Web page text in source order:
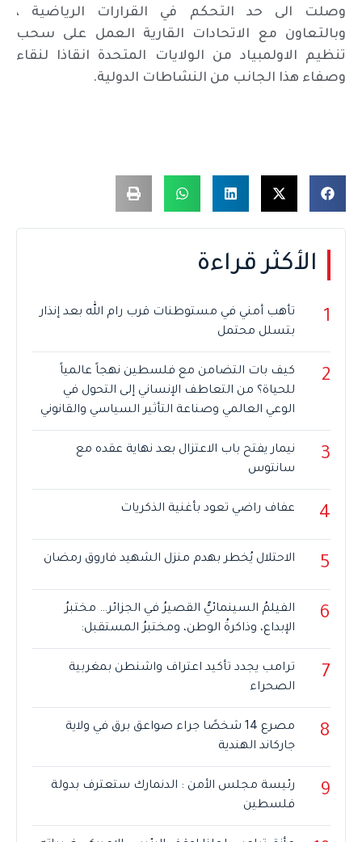
وصلت الى حد التحكم في القرارات الرياضية ،
وبالتعاون مع الاتحادات القارية العمل على سحب
تنظيم الاولمبياد من الولايات المتحدة انقاذا لنقاء
وصفاء هذا الجانب من النشاطات الدولية.
الأكثر قراءة
1
تأهب أمني في مستوطنات قرب رام الله بعد إنذار
بتسلل محتمل
2
كيف بات التضامن مع فلسطين نهجاً عالمياً
للحياة؟ من التعاطف الإنساني إلى التحول في
الوعي العالمي وصناعة التأثير السياسي والقانوني
3
نيمار يفتح باب الاعتزال بعد نهاية عقده مع
سانتوس
4 عفاف راضي تعود بأغنية الذكريات
5 الاحتلال يُخطر بهدم منزل الشهيد فاروق رمضان
6
الفيلمُ السينمائيُّ القصيرُ في الجزائر… مختبرُ
الإبداع، وذاكرةُ الوطن، ومختبرُ المستقبل:
7
ترامب يجدد تأكيد اعتراف واشنطن بمغربية
الصحراء
8
مصرع 14 شخصًا جراء صواعق برق في ولاية
جاركاند الهندية
9
رئيسة مجلس الأمن : الدنمارك ستعترف بدولة
فلسطين